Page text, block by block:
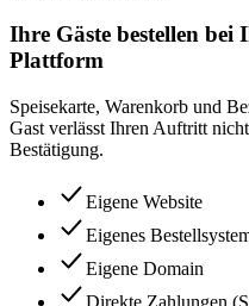
Ihre Gäste bestellen bei
Plattform
Speisekarte, Warenkorb und
Gast verlässt Ihren Auftritt
Bestätigung.
Eigene Website
Eigenes
Eigene Domain
Direkte Zahlungen